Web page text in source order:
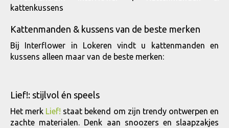
Kattenmanden & kussens van de beste merken
Bij Interflower in Lokeren vindt u kattenmanden en
kussens alleen maar van de beste merken:
Lief!: stijlvol én speels
Het merk Lief! staat bekend om zijn trendy ontwerpen en
zachte materialen. Denk aan snoozers en slaapzakjes